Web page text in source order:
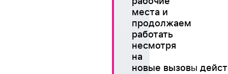
места и
продолжаем
работать
несмотря
на
новые вызовы